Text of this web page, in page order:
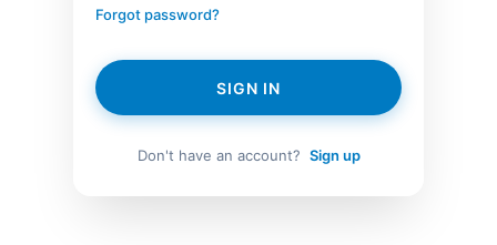
Forgot password?
SIGN IN
Don't have an account? Sign up